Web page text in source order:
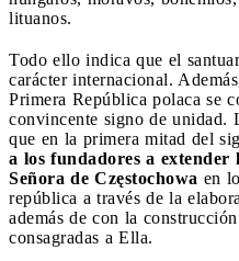
lituanos.
Todo ello indica que el
carácter internacional.
Primera República polaca se
convincente signo de unidad.
que en la primera mitad del
a los fundadores a extender
Señora de Częstochowa en
república a través de la
además de con la
consagradas a Ella.